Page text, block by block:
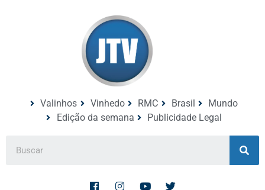
Valinhos Vinhedo RMC Brasil
Mundo
Edição da semana
Publicidade Legal